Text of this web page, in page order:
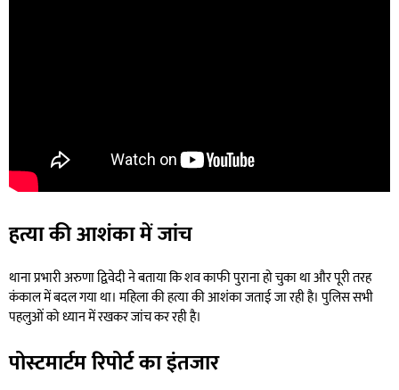
हत्या की आशंका में जांच
थाना प्रभारी अरुणा द्विवेदी ने बताया कि शव काफी पुराना हो चुका था और पूरी तरह
कंकाल में बदल गया था। महिला की हत्या की आशंका जताई जा रही है। पुलिस सभी
पहलुओं को ध्यान में रखकर जांच कर रही है।
पोस्टमार्टम रिपोर्ट का इंतजार